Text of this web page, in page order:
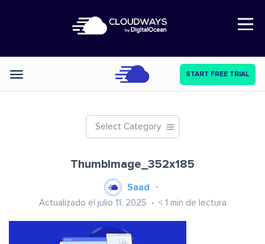
Open Nav
Categories START FREE TRIAL
Select Category
ThumbImage_352x185
Saad
Actualizado el julio 11, 2025 < 1 min de lectura